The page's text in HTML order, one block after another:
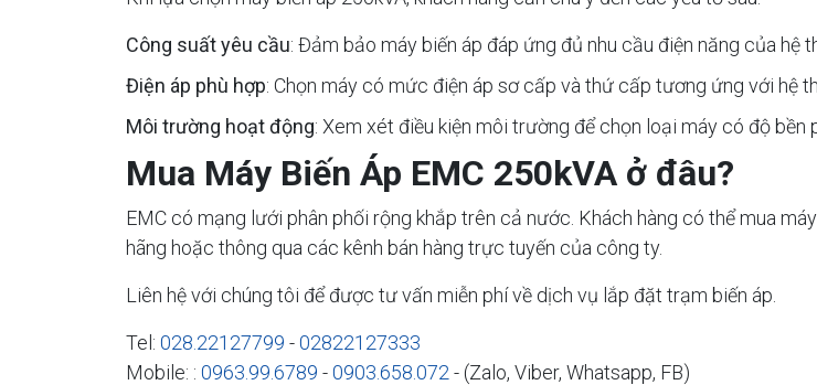
Công suất yêu cầu: Đảm bảo máy biến áp đáp ứng đủ nhu cầu điện năng của hệ
Điện áp phù hợp: Chọn máy có mức điện áp sơ cấp và thứ cấp tương ứng với hệ
Môi trường hoạt động: Xem xét điều kiện môi trường để chọn loại máy có độ bền
Mua Máy Biến Áp EMC 250kVA ở đâu?
EMC có mạng lưới phân phối rộng khắp trên cả nước. Khách hàng có thể mua
hãng hoặc thông qua các kênh bán hàng trực tuyến của công ty.
Liên hệ với chúng tôi để được tư vấn miễn phí về dịch vụ lắp đặt trạm biến áp.
Tel: 028.22127799 -02822127333
Mobile: : 0963.99.6789 -0903.658.072 - (Zalo, Viber, Whatsapp, FB)